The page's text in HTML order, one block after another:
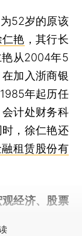
52岁的原该
仁艳 ，其行长
艳从2004年5
加入浙商银
年起历任
计处财务科
，徐仁艳还
租赁股份有
观经济、股票